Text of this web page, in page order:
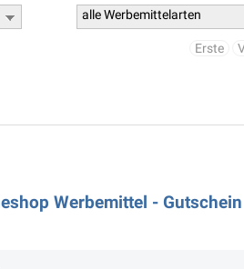
alle Werbemittelarten
Erste
Werbemittel - Gutschein